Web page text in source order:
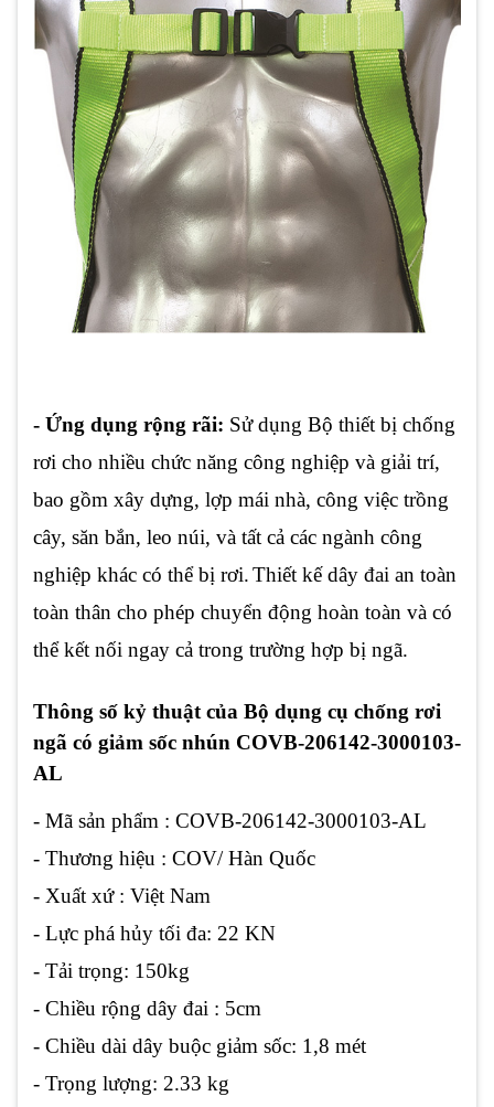
- Ứng dụng rộng rãi: Sử dụng Bộ thiết bị chống
rơi cho nhiều chức năng công nghiệp và giải trí,
bao gồm xây dựng, lợp mái nhà, công việc trồng
cây, săn bắn, leo núi, và tất cả các ngành công
nghiệp khác có thể bị rơi.Thiết kế dây đai an toàn
toàn thân cho phép chuyển động hoàn toàn và có
thể kết nối ngay cả trong trường hợp bị ngã.
Thông số kỷ thuật của Bộ dụng cụ chống rơi
ngã có giảm sốc nhún COVB-206142-3000103-
AL
- Mã sản phẩm : COVB-206142-3000103-AL
- Thương hiệu : COV/ Hàn Quốc
- Xuất xứ : Việt Nam
- Lực phá hủy tối đa: 22 KN
- Tải trọng: 150kg
- Chiều rộng dây đai : 5cm
- Chiều dài dây buộc giảm sốc: 1,8 mét
- Trọng lượng: 2.33 kg